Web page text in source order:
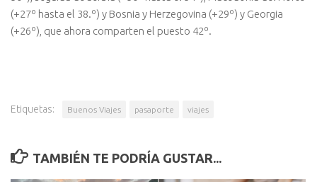
(+27º hasta el 38.º) y Bosnia y Herzegovina (+29º) y Georgia
(+26º), que ahora comparten el puesto 42º.
Etiquetas: Buenos Viajes pasaporte viajes
TAMBIÉN TE PODRÍA GUSTAR...